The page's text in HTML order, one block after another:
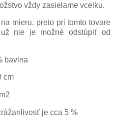
vždy zasielame vcelku.
mieru, preto pri tomto tovare
nie je možné odstúpiť od
bavlna
cm
je cca 5 %